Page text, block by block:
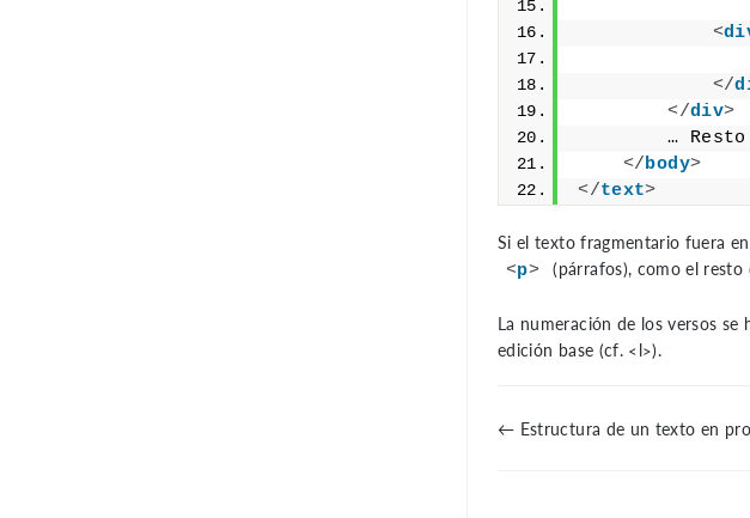
<
</
</div>
…
</body>
</text>
Si el texto fragmentario fuera
<p> (párrafos), como el
La numeración de los versos
edición base (cf. <l>).
← Estructura de un texto en